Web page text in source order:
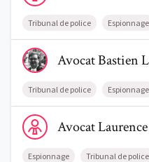
Trouve
Tribunal de police Espionnage
Voir le profil de
AvocatBastien
Tribunal de police Espionnage
Voir le profil de
AvocatLaurence
Espionnage Tribunal de police